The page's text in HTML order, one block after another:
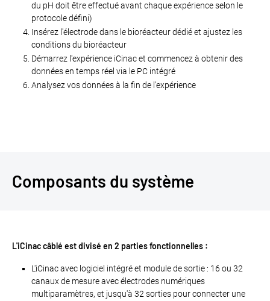
du pH doit être effectué avant chaque expérience selon le
protocole défini)
Insérez l'électrode dans le bioréacteur dédié et ajustez les
conditions du bioréacteur
Démarrez l'expérience iCinac et commencez à obtenir des
données en temps réel via le PC intégré
Analysez vos données à la fin de l'expérience
Composants du système
L'iCinac câblé est divisé en 2 parties fonctionnelles :
L'iCinac avec logiciel intégré et module de sortie : 16 ou 32
canaux de mesure avec électrodes numériques
multiparamètres, et jusqu'à 32 sorties pour connecter une